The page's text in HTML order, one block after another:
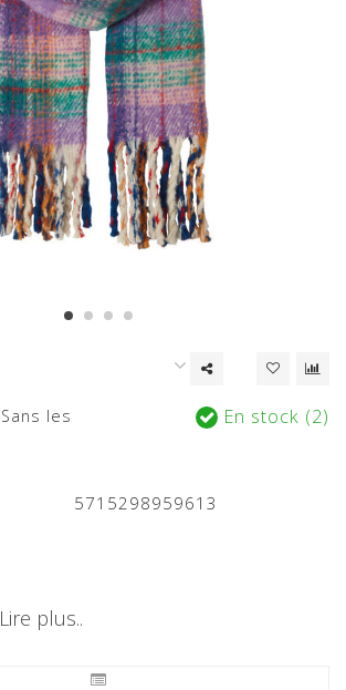
Sans les
En stock (2)
5715298959613
Lire plus..